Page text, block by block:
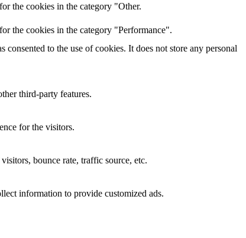
the cookies in the category "Other.
the cookies in the category "Performance".
to the use of cookies. It does not store any personal
third-party features.
for the visitors.
bounce rate, traffic source, etc.
information to provide customized ads.